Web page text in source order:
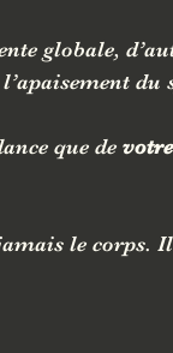
globale,
du
que de
le corps. Il